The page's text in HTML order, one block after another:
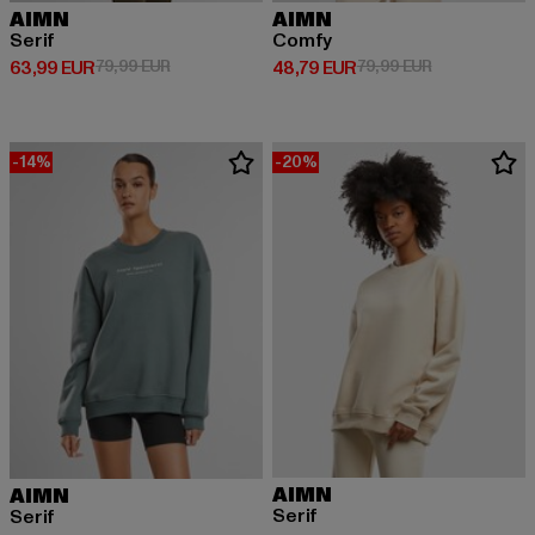
AIMN
Serif
63,99 EUR
Derzeitiger Preis: 63,99 EUR
79,99 EURAktionspreis: 79,99 EUR
AIMN
Comfy
48,79 EUR
Derzeitiger Preis: 48,79 EUR
79,99 EURAktionspreis:
-14%
AIMN
Serif
-20%
AIMN
Serif